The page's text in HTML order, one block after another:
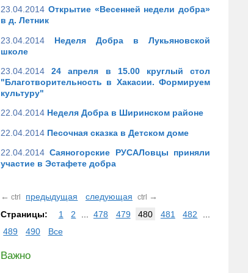
23.04.2014 Открытие «Весенней недели добра»
в д. Летник
23.04.2014
Неделя Добра в Лукьяновской
школе
23.04.2014
24 апреля в 15.00 круглый стол
"Благотворительность в Хакасии. Формируем
культуру"
22.04.2014 Неделя Добра в Ширинском районе
22.04.2014 Песочная сказка в Детском доме
22.04.2014 Саяногорские РУСАЛовцы приняли
участие в Эстафете добра
← ctrl предыдущая следующая ctrl →
Страницы:
1 2 478 479 480 481 482
489
490 Все
Важно